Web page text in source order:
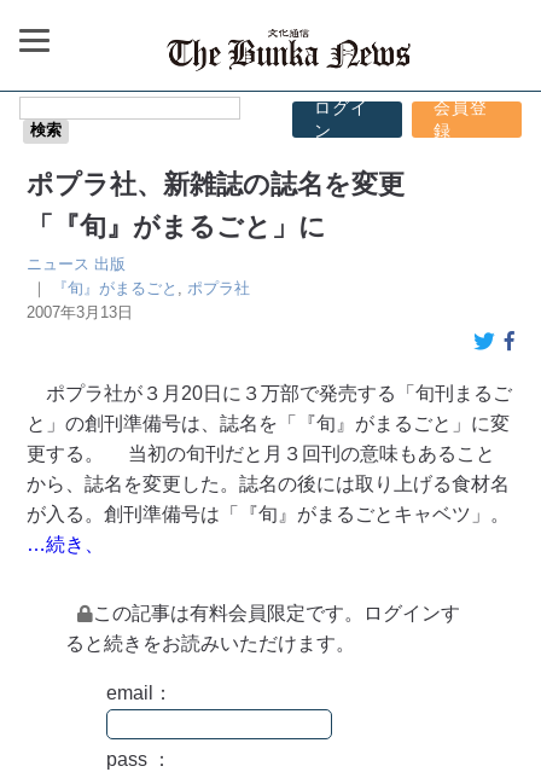
ログイ
ン
会員登
録
ポプラ社、新雑誌の誌名を変更
「『旬』がまるごと」に
ニュース 出版
｜
『旬』がまるごと
ポプラ社
2007年3月13日
ポプラ社が３月20日に３万部で発売する「旬刊まるご
と」の創刊準備号は、誌名を「『旬』がまるごと」に変
更する。 当初の旬刊だと月３回刊の意味もあること
から、誌名を変更した。誌名の後には取り上げる食材名
が入る。創刊準備号は「『旬』がまるごとキャベツ」。
…続き、
この記事は有料会員限定です。ログインす
ると続きをお読みいただけます。
email：
pass ：